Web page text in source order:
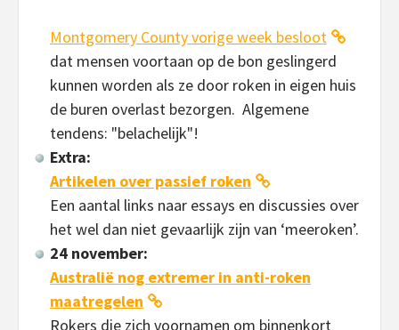
Montgomery County vorige week besloot
dat mensen voortaan op de bon geslingerd
kunnen worden als ze door roken in eigen huis
de buren overlast bezorgen. Algemene
tendens: "belachelijk"!
Extra:
Artikelen over passief roken
Een aantal links naar essays en discussies over
het wel dan niet gevaarlijk zijn van ‘meeroken’.
24 november:
Australië nog extremer in anti-roken
maatregelen
Rokers die zich voornamen om binnenkort